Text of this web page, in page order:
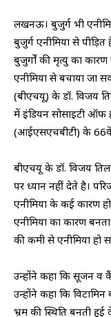
लखनऊ। बुजुर्ग भी
बुजुर्ग एनीमिया से
बुजुर्गों की मृत्यु का
एनीमिया से बचाया जा
(बीएचयू) के डॉ. विजय
में इंडियन सोसाइटी ऑफ
(आईएसएचबीटी) के 66वें
बीएचयू के डॉ. विजय
पर ध्यान नहीं देते है।
एनीमिया के कई कारण
एनीमिया का कारण
की कमी से एनीमिया हो
उन्होंने कहा कि सूजन व
उन्होंने कहा कि
भ्रम की स्थिति बनती